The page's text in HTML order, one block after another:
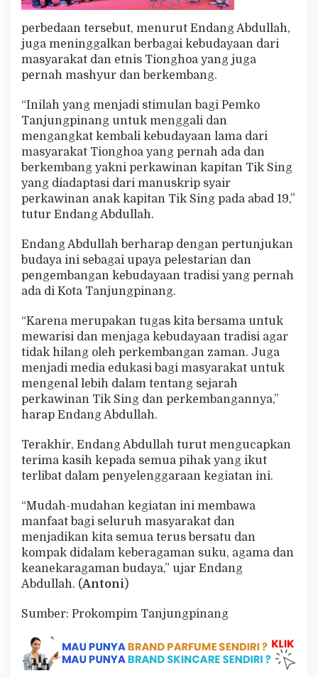
perbedaan tersebut, menurut Endang Abdullah,
juga meninggalkan berbagai kebudayaan dari
masyarakat dan etnis Tionghoa yang juga
pernah mashyur dan berkembang.
“Inilah yang menjadi stimulan bagi Pemko
Tanjungpinang untuk menggali dan
mengangkat kembali kebudayaan lama dari
masyarakat Tionghoa yang pernah ada dan
berkembang yakni perkawinan kapitan Tik Sing
yang diadaptasi dari manuskrip syair
perkawinan anak kapitan Tik Sing pada abad 19,”
tutur Endang Abdullah.
Endang Abdullah berharap dengan pertunjukan
budaya ini sebagai upaya pelestarian dan
pengembangan kebudayaan tradisi yang pernah
ada di Kota Tanjungpinang.
“Karena merupakan tugas kita bersama untuk
mewarisi dan menjaga kebudayaan tradisi agar
tidak hilang oleh perkembangan zaman. Juga
menjadi media edukasi bagi masyarakat untuk
mengenal lebih dalam tentang sejarah
perkawinan Tik Sing dan perkembangannya,”
harap Endang Abdullah.
Terakhir, Endang Abdullah turut mengucapkan
terima kasih kepada semua pihak yang ikut
terlibat dalam penyelenggaraan kegiatan ini.
“Mudah-mudahan kegiatan ini membawa
manfaat bagi seluruh masyarakat dan
menjadikan kita semua terus bersatu dan
kompak didalam keberagaman suku, agama dan
keanekaragaman budaya,” ujar Endang
Abdullah. (Antoni)
Sumber: Prokompim Tanjungpinang